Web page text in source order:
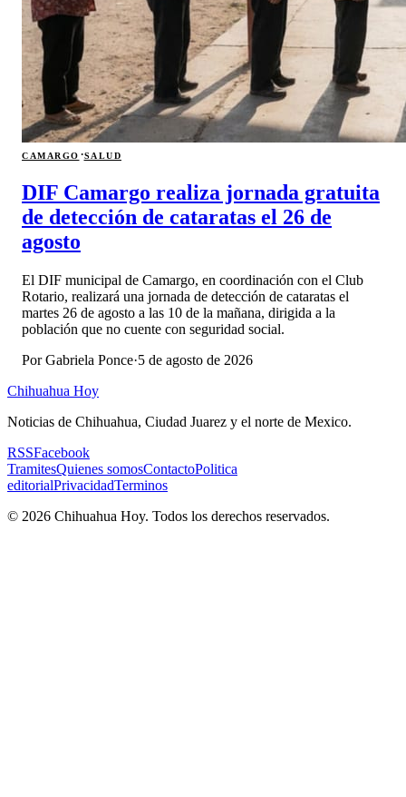
CAMARGO ·SALUD
DIF Camargo realiza jornada gratuita
de detección de cataratas el 26 de
agosto
El DIF municipal de Camargo, en coordinación con el Club
Rotario, realizará una jornada de detección de cataratas el
martes 26 de agosto a las 10 de la mañana, dirigida a la
población que no cuente con seguridad social.
PorGabriela Ponce·5 de agosto de 2026
Chihuahua Hoy
Noticias de Chihuahua, Ciudad Juarez y el norte de Mexico.
RSSFacebook
TramitesQuienes somosContactoPolitica
editorialPrivacidadTerminos
© 2026 Chihuahua Hoy. Todos los derechos reservados.